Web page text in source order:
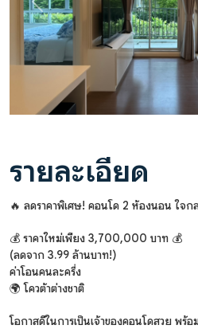
Previous
รายละเอียด
🔥 ลดราคาพิเศษ! คอนโด 2 ห้องนอน ใจก
💰 ราคาใหม่เพียง 3,700,000 บาท 💰
(ลดจาก 3.99 ล้านบาท!)
ค่าโอนคนละครึ่ง
🌍 โควต้าต่างชาติ
โอกาสดีในการเป็นเจ้าของคอนโดสวย พร้